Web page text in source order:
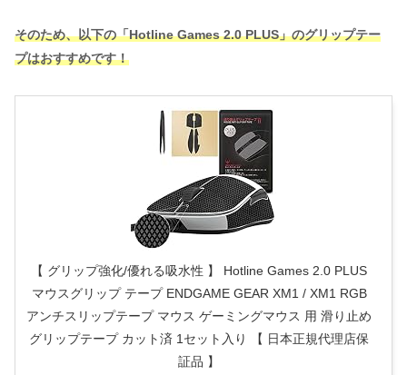
そのため、以下の「Hotline Games 2.0 PLUS」のグリップテー
プはおすすめです！
【 グリップ強化/優れる吸水性 】 Hotline Games 2.0 PLUS
マウスグリップ テープ ENDGAME GEAR XM1 / XM1 RGB
アンチスリップテープ マウス ゲーミングマウス 用 滑り止め
グリップテープ カット済 1セット入り 【 日本正規代理店保
証品 】